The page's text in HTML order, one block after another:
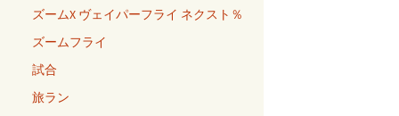
ズームX ヴェイパーフライ ネクスト％
ズームフライ
試合
旅ラン